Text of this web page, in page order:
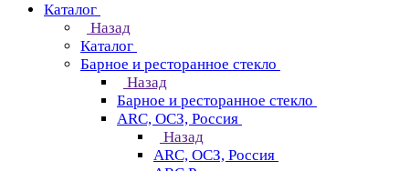
Каталог
Назад
Каталог
Барное и ресторанное стекло
Назад
Барное и ресторанное стекло
ARC, ОСЗ, Россия
Назад
ARC, ОСЗ, Россия